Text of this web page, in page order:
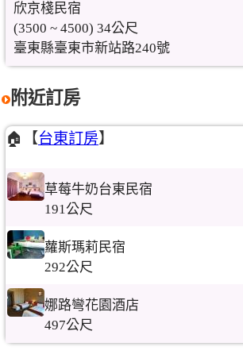
欣京棧民宿
(3500 ~ 4500) 34公尺
臺東縣臺東市新站路240號
附近訂房
🏠【台東訂房】
草莓牛奶台東民宿
191公尺
蘿斯瑪莉民宿
292公尺
娜路彎花園酒店
497公尺